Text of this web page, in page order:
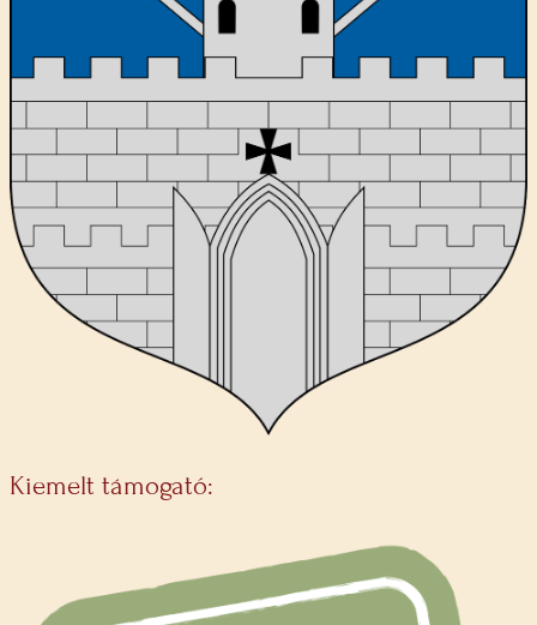
Kiemelt támogató: